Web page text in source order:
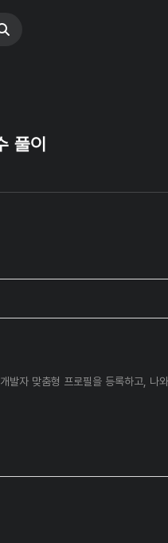
풀이
발자 맞춤형 프로필을 등록하고, 나